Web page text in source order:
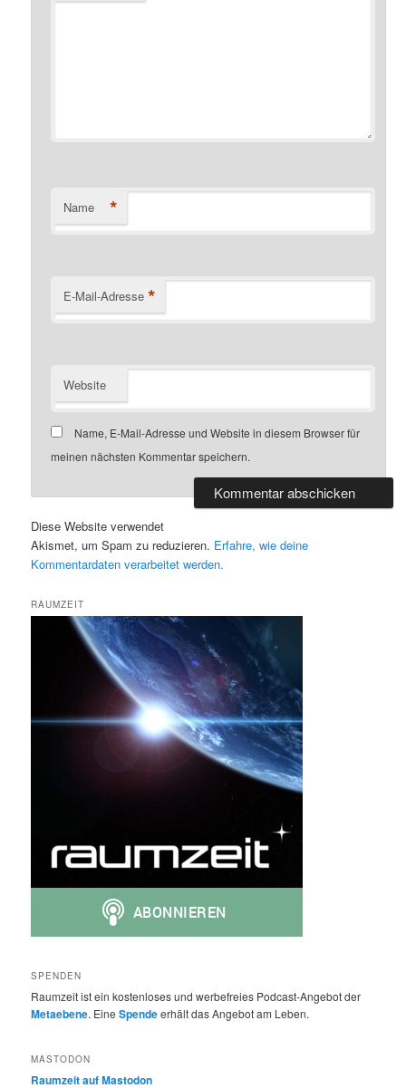
Name *
E-Mail-Adresse *
Website
Name, E-Mail-Adresse und Website in diesem Browser für
meinen nächsten Kommentar speichern.
Diese Website verwendet
Akismet, um Spam zu reduzieren. Erfahre, wie deine
Kommentardaten verarbeitet werden.
RAUMZEIT
SPENDEN
Raumzeit ist ein kostenloses und werbefreies Podcast-Angebot der
Metaebene. EineSpendeerhält das Angebot am Leben.
MASTODON
Raumzeit auf Mastodon